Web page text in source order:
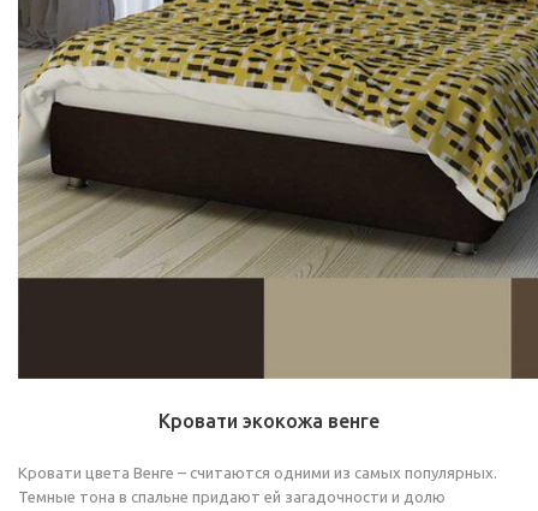
Кровати экокожа венге
Кровати цвета Венге – считаются одними из самых популярных.
Темные тона в спальне придают ей загадочности и долю